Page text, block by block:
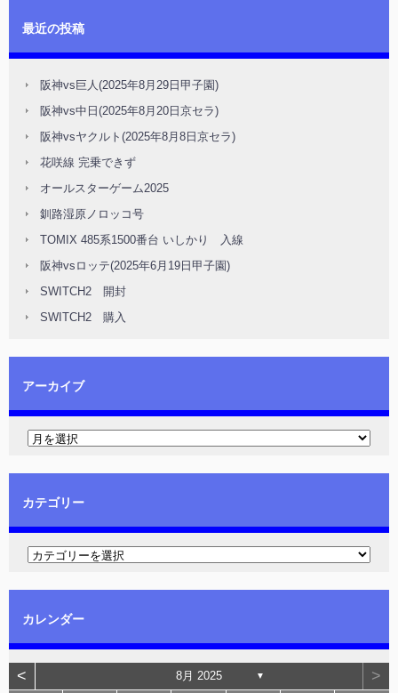
最近の投稿
阪神vs巨人(2025年8月29日甲子園)
阪神vs中日(2025年8月20日京セラ)
阪神vsヤクルト(2025年8月8日京セラ)
花咲線 完乗できず
オールスターゲーム2025
釧路湿原ノロッコ号
TOMIX 485系1500番台 いしかり 入線
阪神vsロッテ(2025年6月19日甲子園)
SWITCH2 開封
SWITCH2 購入
アーカイブ
カテゴリー
カレンダー
< 8月 2025 ▼ >